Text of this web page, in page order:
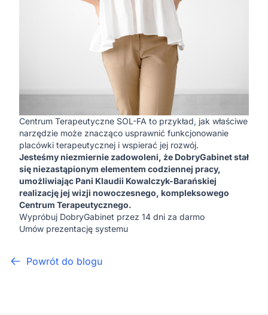
Centrum Terapeutyczne SOL-FA to przykład, jak właściwe
narzędzie może znacząco usprawnić funkcjonowanie
placówki terapeutycznej i wspierać jej rozwój.
Jesteśmy niezmiernie zadowoleni, że DobryGabinet stał
się niezastąpionym elementem codziennej pracy,
umożliwiając Pani Klaudii Kowalczyk-Barańskiej
realizację jej wizji nowoczesnego, kompleksowego
Centrum Terapeutycznego.
Wypróbuj DobryGabinet przez 14 dni za darmo
Umów prezentację systemu
Powrót do blogu